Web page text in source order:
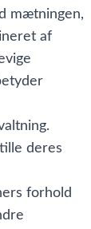
mætningen,
af
deres
forhold